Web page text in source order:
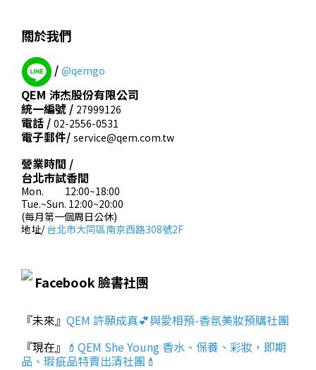
關於我們
/ @qemgo
QEM 沛杰股份有限公司
統一編號 / 27999126
電話 / 02-2556-0531
電子郵件/ service@qem.com.tw
營業時間 /
台北市試香間
Mon. 12:00~18:00
Tue.~Sun. 12:00~20:00
(每月第一個周日公休)
地址/台北市大同區南京西路308號2F
Facebook 臉書社團
『未來』 QEM 許願成真💕與愛相預-香氛美妝預購社團
『現在』 💄QEM She Young 香水、保養、彩妝，即期
品、瑕疵品特賣出清社團💄